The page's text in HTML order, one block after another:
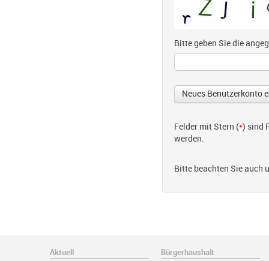
Bitte geben Sie die
Felder mit Stern (*) sind
werden.
Bitte beachten Sie auch
Aktuell
Bürgerhaushalt